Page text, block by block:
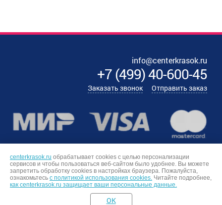
info@centerkrasok.ru
+7(499)40-600-45
Заказать звонок Отправить заказ
centerkrasok.ru обрабатывает cookies с целью персонализации
сервисов и чтобы пользоваться веб-сайтом было удобнее. Вы можете
запретить обработку сookies в настройках браузера. Пожалуйста,
ознакомьтесь с политикой использования cookies. Читайте подробнее,
как centerkrasok.ru защищает ваши персональные данные.
OK